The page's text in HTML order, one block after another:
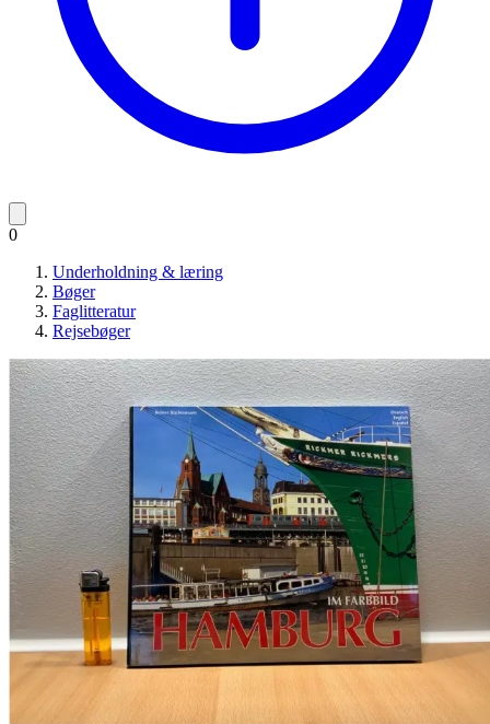
0
Underholdning & læring
Bøger
Faglitteratur
Rejsebøger